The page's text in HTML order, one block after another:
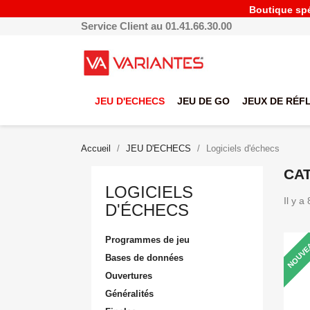
Boutique
Service Client au 01.41.66.30.00
JEU D'ECHECS JEU DE GO JEUX DE
Accueil JEU D'ECHECS Logiciels d'échecs
LOGICIELS
D'ÉCHECS
Programmes de jeu
Bases de données
Ouvertures
Généralités
Il y a